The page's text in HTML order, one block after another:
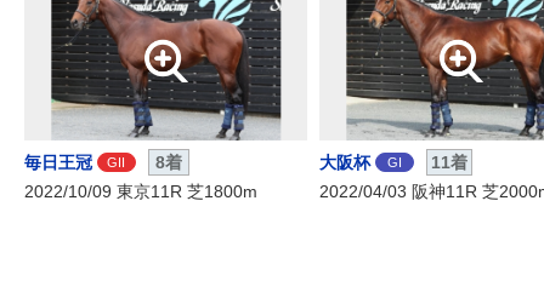
毎日王冠 GII
8着
2022/10/09 東京11R 芝1800m
大阪杯 GI
11着
2022/04/03 阪神11R 芝